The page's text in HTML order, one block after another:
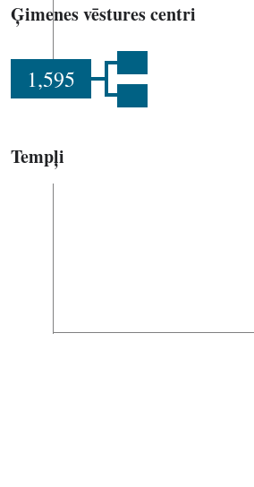
Ģimenes vēstures centri
1,595
Tempļi